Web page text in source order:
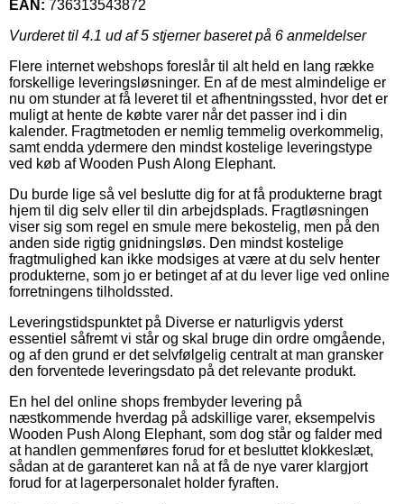
EAN: 736313543872
Vurderet til 4.1 ud af 5 stjerner baseret på 6 anmeldelser
Flere internet webshops foreslår til alt held en lang række
forskellige leveringsløsninger. En af de mest almindelige er
nu om stunder at få leveret til et afhentningssted, hvor det er
muligt at hente de købte varer når det passer ind i din
kalender. Fragtmetoden er nemlig temmelig overkommelig,
samt endda ydermere den mindst kostelige leveringstype
ved køb af Wooden Push Along Elephant.
Du burde lige så vel beslutte dig for at få produkterne bragt
hjem til dig selv eller til din arbejdsplads. Fragtløsningen
viser sig som regel en smule mere bekostelig, men på den
anden side rigtig gnidningsløs. Den mindst kostelige
fragtmulighed kan ikke modsiges at være at du selv henter
produkterne, som jo er betinget af at du lever lige ved online
forretningens tilholdssted.
Leveringstidspunktet på Diverse er naturligvis yderst
essentiel såfremt vi står og skal bruge din ordre omgående,
og af den grund er det selvfølgelig centralt at man gransker
den forventede leveringsdato på det relevante produkt.
En hel del online shops frembyder levering på
næstkommende hverdag på adskillige varer, eksempelvis
Wooden Push Along Elephant, som dog står og falder med
at handlen gemmenføres forud for et besluttet klokkeslæt,
sådan at de garanteret kan nå at få de nye varer klargjort
forud for at lagerpersonalet holder fyraften.